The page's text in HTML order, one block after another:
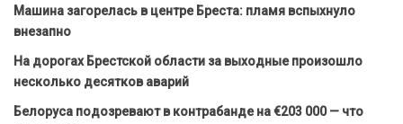
Машина загорелась в центре Бреста: пламя вспыхнуло
внезапно
На дорогах Брестской области за выходные произошло
несколько десятков аварий
Белоруса подозревают в контрабанде на €203 000 — что